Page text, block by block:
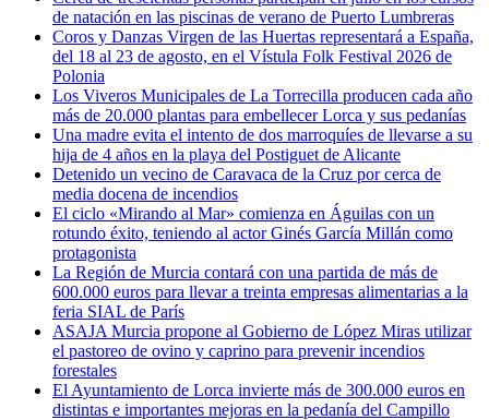
de natación en las piscinas de verano de Puerto Lumbreras
Coros y Danzas Virgen de las Huertas representará a España,
del 18 al 23 de agosto, en el Vístula Folk Festival 2026 de
Polonia
Los Viveros Municipales de La Torrecilla producen cada año
más de 20.000 plantas para embellecer Lorca y sus pedanías
Una madre evita el intento de dos marroquíes de llevarse a su
hija de 4 años en la playa del Postiguet de Alicante
Detenido un vecino de Caravaca de la Cruz por cerca de
media docena de incendios
El ciclo «Mirando al Mar» comienza en Águilas con un
rotundo éxito, teniendo al actor Ginés García Millán como
protagonista
La Región de Murcia contará con una partida de más de
600.000 euros para llevar a treinta empresas alimentarias a la
feria SIAL de París
ASAJA Murcia propone al Gobierno de López Miras utilizar
el pastoreo de ovino y caprino para prevenir incendios
forestales
El Ayuntamiento de Lorca invierte más de 300.000 euros en
distintas e importantes mejoras en la pedanía del Campillo